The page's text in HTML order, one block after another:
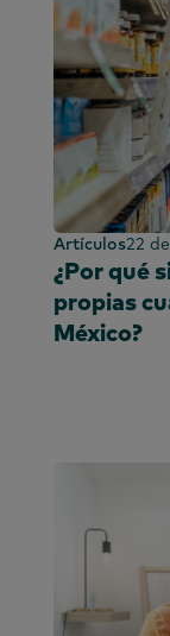
Artículos22
¿Por qué
propias
México?